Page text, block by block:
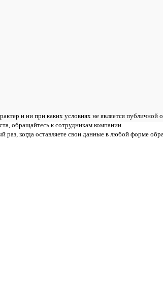
и ни при каких условиях не является публичной
обращайтесь к сотрудникам компании.
раз, когда оставляете свои данные в любой форме